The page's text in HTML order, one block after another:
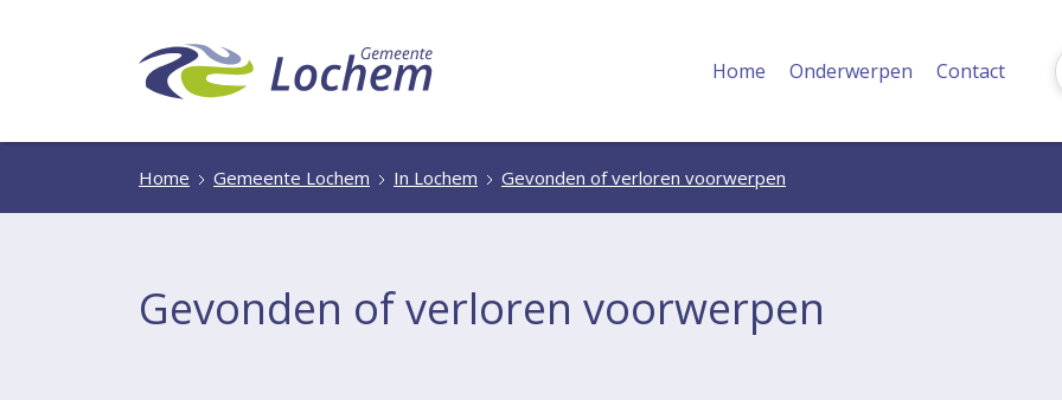
Home Onderwerpen Contact
Home Gemeente Lochem In Lochem Gevonden of verloren voorwerpen
Gevonden of verloren voorwerpen